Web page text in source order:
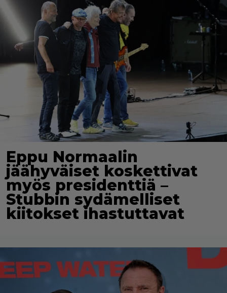
Eppu Normaalin
jäähyväiset koskettivat
myös presidenttiä –
Stubbin sydämelliset
kiitokset ihastuttavat